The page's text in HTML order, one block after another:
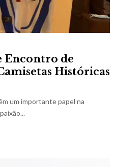
Encontro de
Históricas
um importante papel na